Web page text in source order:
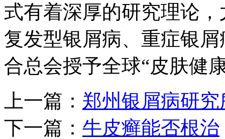
式有着深厚的研究理论
复发型银屑病、重症银
合总会授予全球“皮肤健
上一篇： 郑州银屑病研
下一篇： 牛皮癣能否根治